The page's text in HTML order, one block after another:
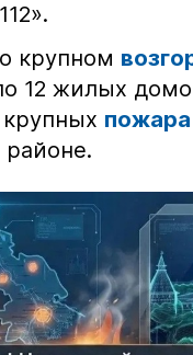
крупном
12 жилых
пожара